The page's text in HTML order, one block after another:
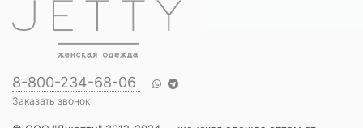
8-800-234-68-06
Заказать звонок